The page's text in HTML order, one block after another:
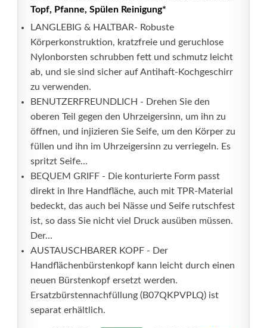
Topf, Pfanne, Spülen Reinigung*
LANGLEBIG & HALTBAR- Robuste
Körperkonstruktion, kratzfreie und geruchlose
Nylonborsten schrubben fett und schmutz leicht
ab, und sie sind sicher auf Antihaft-Kochgeschirr
zu verwenden.
BENUTZERFREUNDLICH - Drehen Sie den
oberen Teil gegen den Uhrzeigersinn, um ihn zu
öffnen, und injizieren Sie Seife, um den Körper zu
füllen und ihn im Uhrzeigersinn zu verriegeln. Es
spritzt Seife...
BEQUEM GRIFF - Die konturierte Form passt
direkt in Ihre Handfläche, auch mit TPR-Material
bedeckt, das auch bei Nässe und Seife rutschfest
ist, so dass Sie nicht viel Druck ausüben müssen.
Der...
AUSTAUSCHBARER KOPF - Der
Handflächenbürstenkopf kann leicht durch einen
neuen Bürstenkopf ersetzt werden.
Ersatzbürstennachfüllung (B07QKPVPLQ) ist
separat erhältlich.